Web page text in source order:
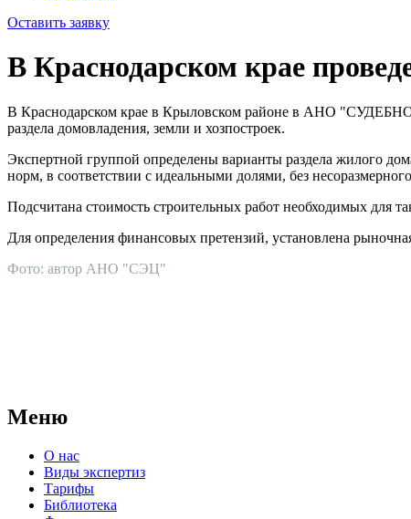
Оставить заявку
В Краснодарском крае
В Краснодарском крае в Крыловском районе в АНО
раздела домовладения, земли и хозпостроек.
Экспертной группой определены варианты раздела жилого
норм, в соответствии с идеальными долями, без
Подсчитана стоимость строительных работ необходимых для
Для определения финансовых претензий, установлена
Фото: автор АНО "СЭЦ"
Меню
О нас
Виды экспертиз
Тарифы
Библиотека